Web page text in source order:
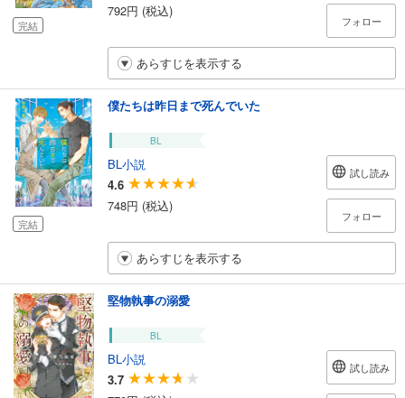
完結
792円 (税込)
フォロー
あらすじを表示する
完結
僕たちは昨日まで死んでいた
BL
BL小説
4.6
748円 (税込)
試し読み
フォロー
あらすじを表示する
堅物執事の溺愛
BL
BL小説
3.7
試し読み